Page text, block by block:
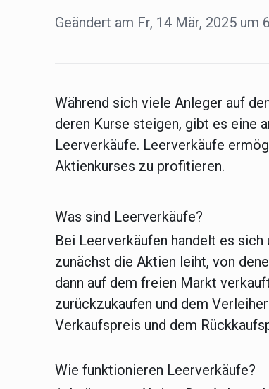
Geändert am Fr, 14 Mär, 2025 um
Während sich viele Anleger auf
deren Kurse steigen, gibt es eine
Leerverkäufe. Leerverkäufe
Aktienkurses zu profitieren.
Was sind Leerverkäufe?
Bei Leerverkäufen handelt es
zunächst die Aktien leiht, von
dann auf dem freien Markt
zurückzukaufen und dem
Verkaufspreis und dem
Wie funktionieren Leerverkäufe?